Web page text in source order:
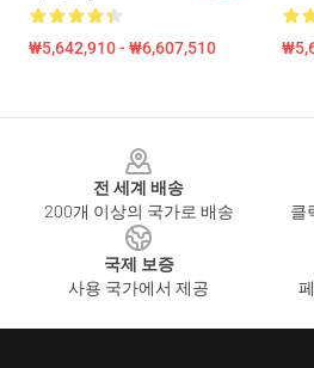
₩5,642,910 - ₩6,607,510
전 세계 배송
200개 이상의 국가로 배송
클
국제 보증
사용 국가에서 제공